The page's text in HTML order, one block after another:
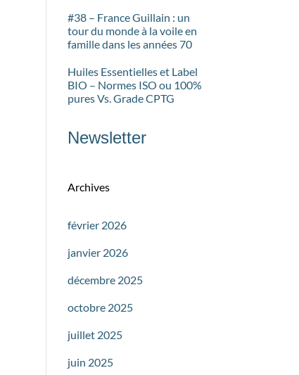
#38 – France Guillain : un
tour du monde à la voile en
famille dans les années 70
Huiles Essentielles et Label
BIO – Normes ISO ou 100%
pures Vs. Grade CPTG
Newsletter
Archives
février 2026
janvier 2026
décembre 2025
octobre 2025
juillet 2025
juin 2025